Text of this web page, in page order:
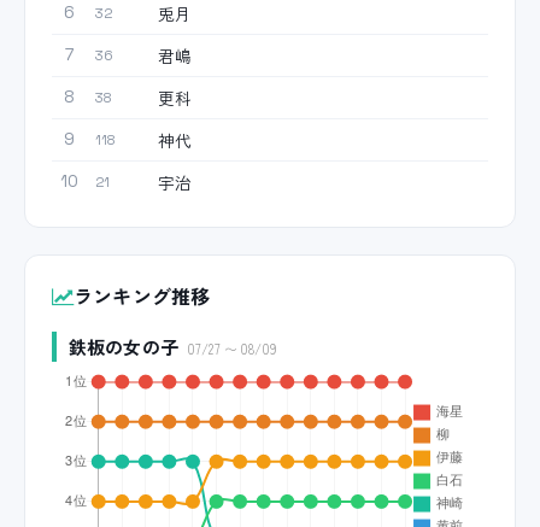
6 32 兎月
7 36 君嶋
8 38 更科
9 118 神代
10 21 宇治
ランキング推移
鉄板の女の子 07/27 〜 08/09